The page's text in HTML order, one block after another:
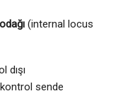
(internal locus
dışı
sende